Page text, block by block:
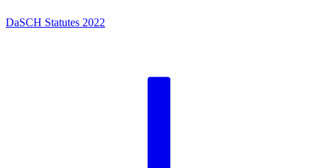
DaSCH Statutes 2022